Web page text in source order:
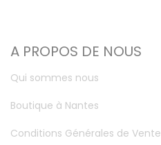
A PROPOS DE NOUS
Qui sommes nous
Boutique à Nantes
Conditions Générales de Vente